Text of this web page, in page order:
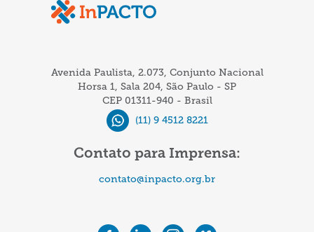
se
combater
o
trabalho
escravo
Avenida Paulista, 2.073, Conjunto Nacional
Horsa 1, Sala 204, São Paulo - SP
CEP 01311-940 - Brasil
(11) 9 4512 8221
Contato para Imprensa:
contato@inpacto.org.br